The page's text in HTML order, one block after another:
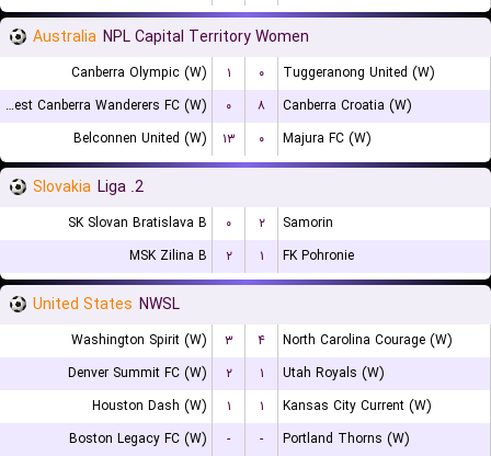
Australia NPL Capital Territory Women
Canberra Olympic (W) ۱ ۰
Tuggeranong United (W)
West Canberra Wanderers FC (W)
۰ ۸
Canberra Croatia (W)
Belconnen United (W)
۱۳ ۰ Majura FC (W)
Slovakia 2. Liga
SK Slovan Bratislava B ۰ ۲
Samorin
MSK Zilina B
۲ ۱ FK Pohronie
United States NWSL
Washington Spirit (W) ۳ ۴
North Carolina Courage (W)
Denver Summit FC (W)
۲ ۱
Utah Royals (W)
Houston Dash (W)
۱ ۱
Kansas City Current (W)
Boston Legacy FC (W)
- - Portland Thorns (W)